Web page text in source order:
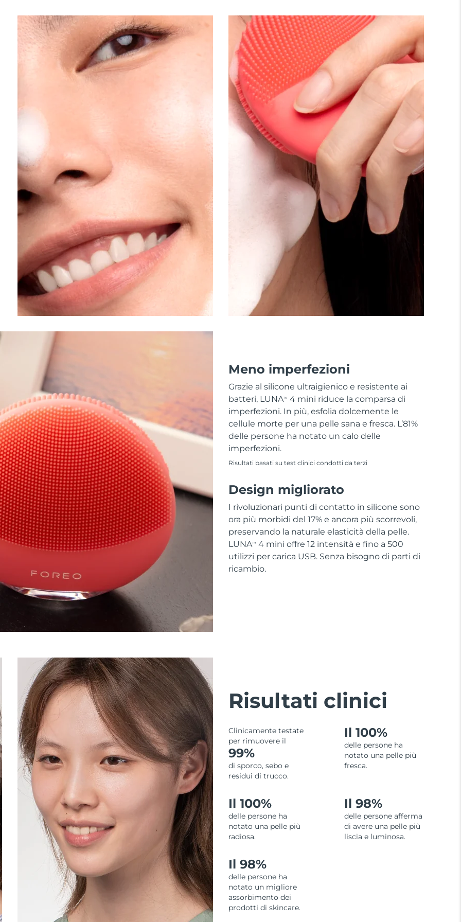
Meno imperfezioni
Grazie al silicone ultraigienico e resistente ai
batteri, LUNATM
4 mini riduce la comparsa di
imperfezioni. In più, esfolia dolcemente le
cellule morte per una pelle sana e fresca. L’81%
delle persone ha notato un calo delle
imperfezioni.
Risultati basati su test clinici condotti da terzi
Design migliorato
I rivoluzionari punti di contatto in silicone sono
ora più morbidi del 17% e ancora più scorrevoli,
preservando la naturale elasticità della pelle.
LUNATM
4 mini offre 12 intensità e fino a 500
utilizzi per carica USB. Senza bisogno di parti di
ricambio.
Risultati clinici
Clinicamente testate
per rimuovere il
99%
di sporco, sebo e
residui di trucco.
Il 100%
delle persone ha
notato una pelle più
fresca.
Il 100%
delle persone ha
notato una pelle più
radiosa.
Il 98%
delle persone afferma
di avere una pelle più
liscia e luminosa.
Il 98%
delle persone ha
notato un migliore
assorbimento dei
prodotti di skincare.